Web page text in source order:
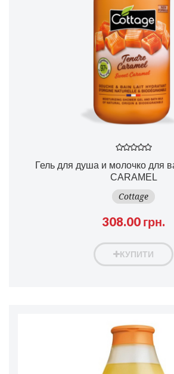
Гель для душа и молочко для
CARAMEL
Cottage
308.00 грн.
КУПИТИ